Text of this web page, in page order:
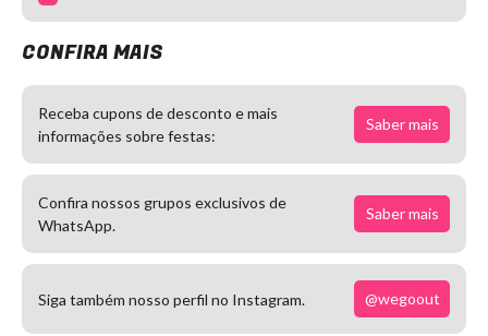
CONFIRA MAIS
Receba cupons de desconto e mais
informações sobre festas:
Saber mais
Confira nossos grupos exclusivos de
WhatsApp.
Saber mais
Siga também nosso perfil no Instagram. @wegoout